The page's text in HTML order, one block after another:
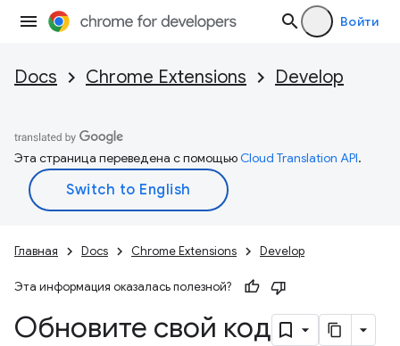
Войти
Docs Chrome Extensions Develop
Эта страница переведена с помощьюCloud Translation API.
Главная Docs Chrome Extensions Develop
Эта информация оказалась полезной?
Обновите свой код